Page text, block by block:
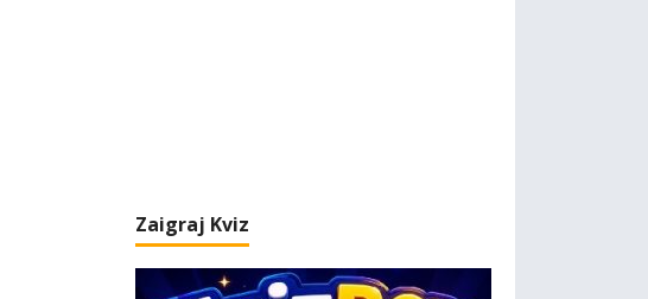
Zaigraj Kviz